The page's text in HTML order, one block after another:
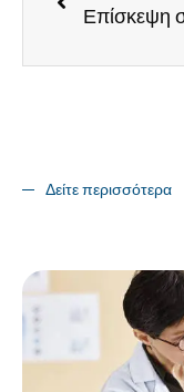
Δείτε περισσότερα